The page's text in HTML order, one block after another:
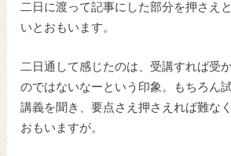
二日に渡って記事にした部分を押さえ
いとおもいます。
二日通して感じたのは、受講すれば受
のではないなーという印象。もちろん
講義を聞き、要点さえ押さえれば難な
おもいますが。